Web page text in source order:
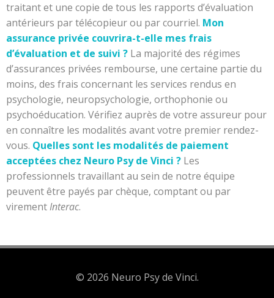
traitant et une copie de tous les rapports d’évaluation
antérieurs par télécopieur ou par courriel. Mon
assurance privée couvrira-t-elle mes frais
d’évaluation et de suivi ? La majorité des régimes
d’assurances privées rembourse, une certaine partie du
moins, des frais concernant les services rendus en
psychologie, neuropsychologie, orthophonie ou
psychoéducation. Vérifiez auprès de votre assureur pour
en connaître les modalités avant votre premier rendez-
vous. Quelles sont les modalités de paiement
acceptées chez Neuro Psy de Vinci ? Les
professionnels travaillant au sein de notre équipe
peuvent être payés par chèque, comptant ou par
virementInterac.
© 2026 Neuro Psy de Vinci.